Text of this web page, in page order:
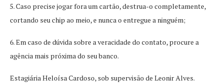
5. Caso precise jogar fora um cartão, destrua-o completamente,
cortando seu chip ao meio, e nunca o entregue a ninguém;
6. Em caso de dúvida sobre a veracidade do contato, procure a
agência mais próxima do seu banco.
Estagiária Heloísa Cardoso, sob supervisão de Leonir Alves.